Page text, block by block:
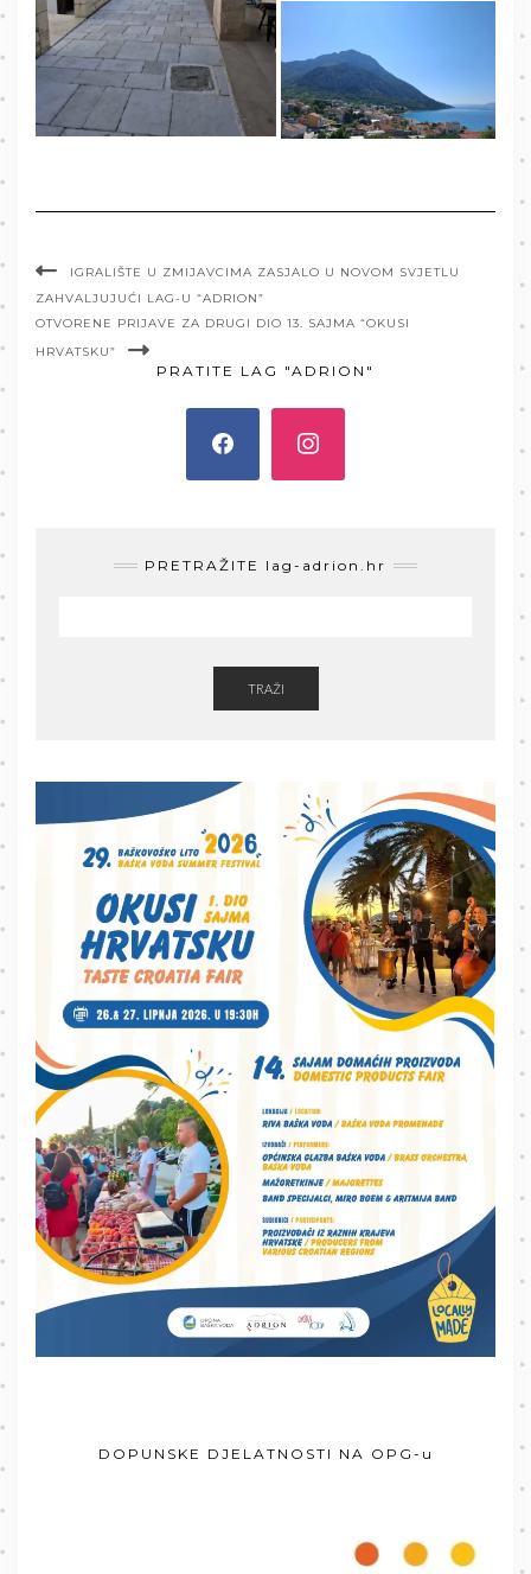
IGRALIŠTE U ZMIJAVCIMA ZASJALO U NOVOM SVJETLU
ZAHVALJUJUĆI LAG-U “ADRION”
OTVORENE PRIJAVE ZA DRUGI DIO 13. SAJMA “OKUSI
HRVATSKU”
PRATITE LAG "ADRION"
PRETRAŽITE lag-adrion.hr
TRAŽI
DOPUNSKE DJELATNOSTI NA OPG-u